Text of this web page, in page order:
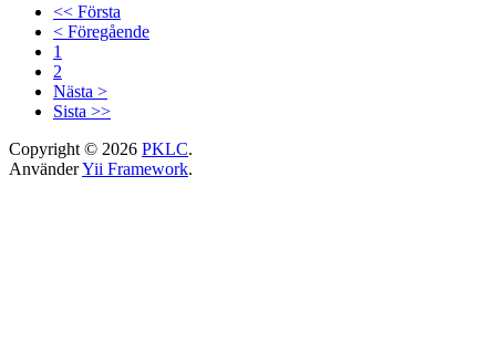
<< Första
< Föregående
1
2
Nästa >
Sista >>
Copyright © 2026 PKLC.
AnvänderYii Framework.